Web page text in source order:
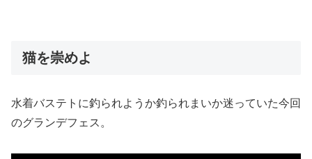
猫を崇めよ
水着バステトに釣られようか釣られまいか迷っていた今回
のグランデフェス。